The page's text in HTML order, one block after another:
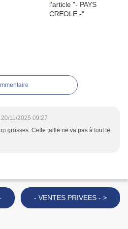
20/11/2025 09:27
grosses. Cette taille ne va pas à tout le
- VENTES PRIVEES - >